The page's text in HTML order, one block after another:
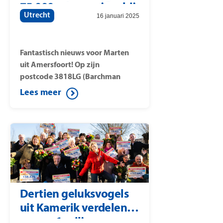
75.000 euro per jaar bij
de Postcode Loterij
Utrecht 16 januari 2025
Fantastisch nieuws voor Marten
uit Amersfoort! Op zijn
postcode3818LG (Barchman
Wuytierslaan) is de plus prijs van
de Postcode Loterij gevallen.
meespeelt met Plus wint hij elk
jaar 75.000 euro, tien jaar lang.
Postcode Loterij-ambassadeur
Winston Gerschtanowitz verrast
de winnaar met dit mooie nieuws.
Lees meer
Dertien geluksvogels
uit Kamerik verdelen